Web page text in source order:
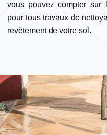
vous pouvez compter sur
pour tous travaux de
revêtement de votre sol.